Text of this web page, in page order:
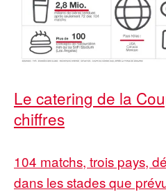
Le catering de la
chiffres
104 matchs, trois pays,
dans les stades que